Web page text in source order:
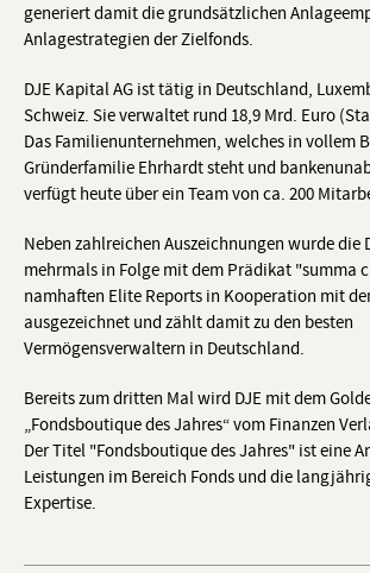
generiert damit die grundsätzlichen
Anlagestrategien der Zielfonds.
DJE Kapital AG ist tätig in Deutschland,
Schweiz. Sie verwaltet rund 18,9 Mrd. Euro
Das Familienunternehmen, welches in vollem
Gründerfamilie Ehrhardt steht und
verfügt heute über ein Team von ca. 200
Neben zahlreichen Auszeichnungen wurde die
mehrmals in Folge mit dem Prädikat "summa
namhaften Elite Reports in Kooperation mit
ausgezeichnet und zählt damit zu den besten
Vermögensverwaltern in Deutschland.
Bereits zum dritten Mal wird DJE mit dem
„Fondsboutique des Jahres“ vom Finanzen
Der Titel "Fondsboutique des Jahres" ist eine
Leistungen im Bereich Fonds und die
Expertise.